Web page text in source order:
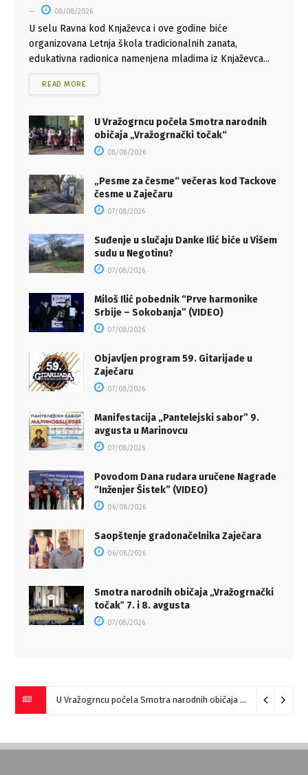
08/08/2026
U selu Ravna kod Knjaževca i ove godine biće
organizovana Letnja škola tradicionalnih zanata,
edukativna radionica namenjena mladima iz Knjaževca...
READ MORE
U Vražogrncu počela Smotra narodnih
običaja „Vražogrnački točak“
08/08/2026
„Pesme za česme“ večeras kod Tackove
česme u Zaječaru
07/08/2026
Suđenje u slučaju Danke Ilić biće u Višem
sudu u Negotinu?
07/08/2026
Miloš Ilić pobednik “Prve harmonike
Srbije – Sokobanja” (VIDEO)
07/08/2026
Objavljen program 59. Gitarijade u
Zaječaru
07/08/2026
Manifestacija „Pantelejski sabor” 9.
avgusta u Marinovcu
07/08/2026
Povodom Dana rudara uručene Nagrade
“Inženjer Šistek” (VIDEO)
06/08/2026
Saopštenje gradonačelnika Zaječara
06/08/2026
Smotra narodnih običaja „Vražogrnački
točakˮ 7. i 8. avgusta
07/08/2026
U Vražogrncu počela Smotra narodnih običaja „Vražogrnački točak“